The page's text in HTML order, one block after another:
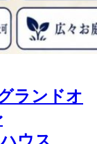
ランドオ
ウス